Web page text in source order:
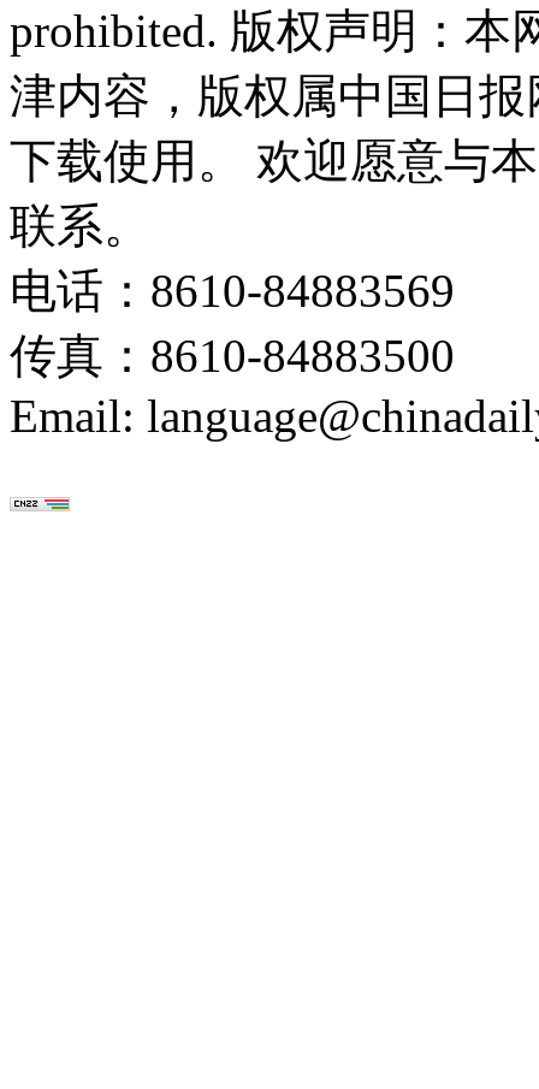
prohibited. 版权声明：
津内容，版权属中国日
下载使用。 欢迎愿意与
联系。
电话：8610-84883569
传真：8610-84883500
Email: